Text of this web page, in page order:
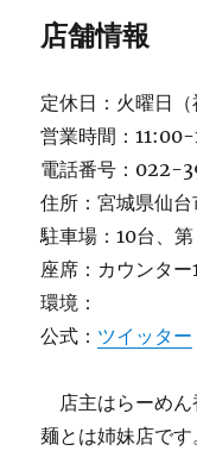
店舗情報
定休日：火曜日（
営業時間：
電話番号：022-
住所：宮城県仙
駐車場：10台、
座席：カウンター
環境：
公式： ツイッター
店主はらーめん
麺とは姉妹店です